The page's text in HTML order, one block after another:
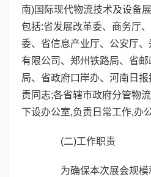
南)国际现代物流技术及设备
包括:省发展改革委、商务厅
委、省信息产业厅、公安厅
有限公司、郑州铁路局、省
局、省政府口岸办、河南日
责同志;各省辖市政府分管物
下设办公室,负责日常工作,办
(二)工作职责
为确保本次展会规模